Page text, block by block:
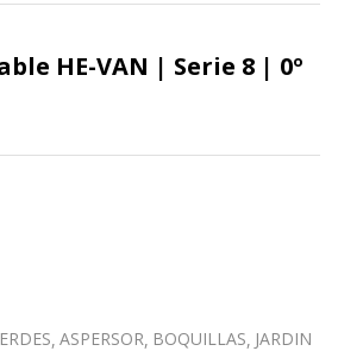
HE-VAN | Serie 8 | 0º
ASPERSOR BOQUILLAS JARDIN